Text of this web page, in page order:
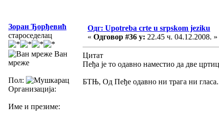
Зоран Ђорђевић
староседелац
Ван
мреже
Пол:
Организација:
Име и презиме:
Одг: Upotreba crte u srpskom jeziku
« Одговор #36 у: 22.45 ч. 04.12.2008. »
Цитат
Пеђа је то одавно наместио да две
БТЊ, Од Пеђе одавно ни трага ни